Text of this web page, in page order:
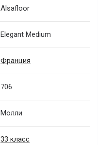
Alsafloor
Elegant Medium
Франция
706
Молли
33 класс